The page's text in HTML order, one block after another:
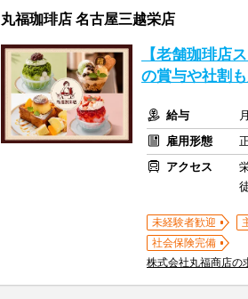
丸福珈琲店 名古屋三越栄店
【老舗珈琲店
の賞与や社割
給与
雇用形態
アクセス
未経験者歓迎
社会保険完備
株式会社丸福商店の